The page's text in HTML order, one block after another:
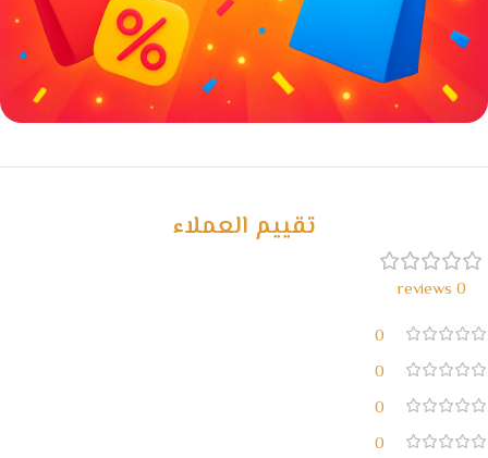
خصومات كبيرة
تقييم العملاء
0 reviews
0
0
0
0